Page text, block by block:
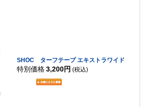
SHOC ターフテープ エキストラワイド
特別価格 3,200円 (税込)